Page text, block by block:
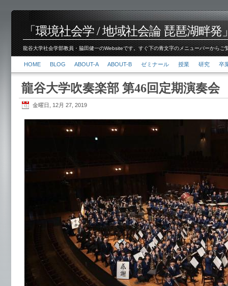
「環境社会学 / 地域社会論 琵琶湖畔発
龍谷大学社会学部教員・脇田健一のWebsiteです。すぐ下の青文字のメニューバーから
HOME BLOG ABOUT-A ABOUT-B ゼミナール 授業 研究 卒
龍谷大学吹奏楽部 第46回定期演奏会
金曜日, 12月 27, 2019